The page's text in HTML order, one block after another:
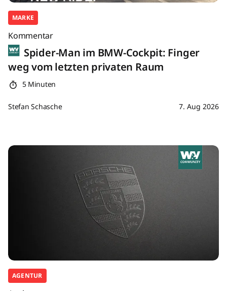
MARKE
Kommentar
Spider-Man im BMW-Cockpit: Finger
weg vom letzten privaten Raum
5 Minuten
Stefan Schasche 7. Aug 2026
AGENTUR